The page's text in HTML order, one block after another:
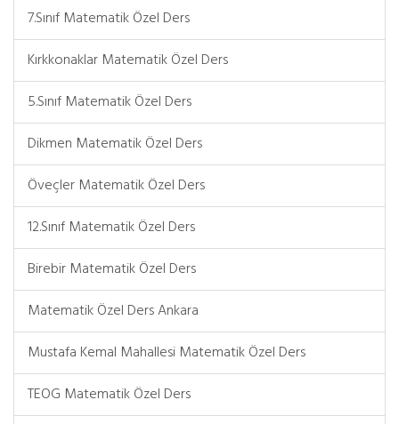
7.Sınıf Matematik Özel Ders
Kırkkonaklar Matematik Özel Ders
5.Sınıf Matematik Özel Ders
Dikmen Matematik Özel Ders
Öveçler Matematik Özel Ders
12.Sınıf Matematik Özel Ders
Birebir Matematik Özel Ders
Matematik Özel Ders Ankara
Mustafa Kemal Mahallesi Matematik Özel Ders
TEOG Matematik Özel Ders